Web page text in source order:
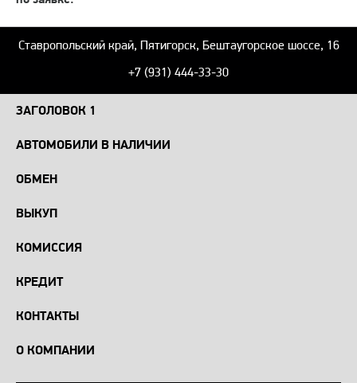
Ставропольский край, Пятигорск, Бештаугорское шоссе, 16
+7 (931) 444-33-30
ЗАГОЛОВОК 1
АВТОМОБИЛИ В НАЛИЧИИ
ОБМЕН
ВЫКУП
КОМИССИЯ
КРЕДИТ
КОНТАКТЫ
О КОМПАНИИ